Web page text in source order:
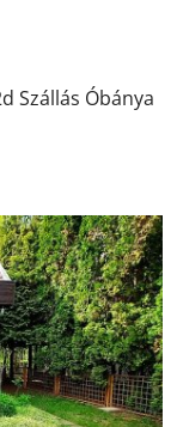
Szállás Óbánya